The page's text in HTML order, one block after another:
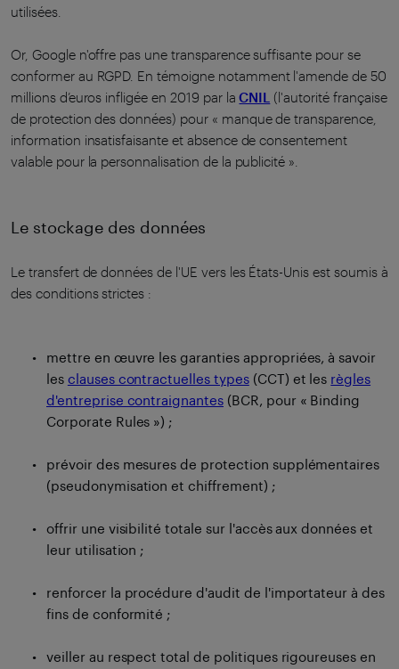
utilisées.
Or, Google n'offre pas une transparence suffisante pour se
conformer au RGPD. En témoigne notamment l'amende de 50
millions d’euros infligée en 2019 par laCNIL (l'autorité française
de protection des données) pour « manque de transparence,
information insatisfaisante et absence de consentement
valable pour la personnalisation de la publicité ».
Le stockage des données
Le transfert de données de l'UE vers les États-Unis est soumis à
des conditions strictes :
mettre en œuvre les garanties appropriées, à savoir
les clauses contractuelles types(CCT) et les règles
d'entreprise contraignantes (BCR, pour « Binding
Corporate Rules ») ;
prévoir des mesures de protection supplémentaires
(pseudonymisation et chiffrement) ;
offrir une visibilité totale sur l'accès aux données et
leur utilisation ;
renforcer la procédure d'audit de l'importateur à des
fins de conformité ;
veiller au respect total de politiques rigoureuses en